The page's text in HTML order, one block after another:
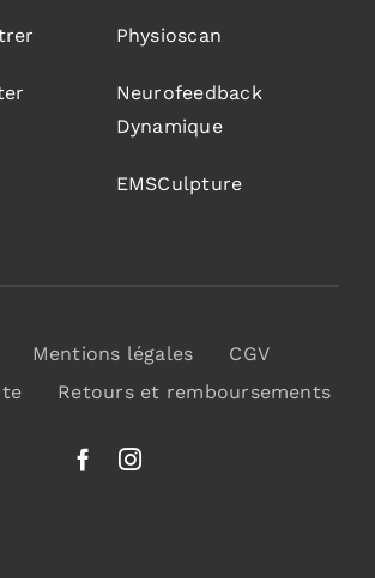
Physioscan
Neurofeedback
Dynamique
EMSCulpture
Mentions légales
CGV
Retours et remboursements